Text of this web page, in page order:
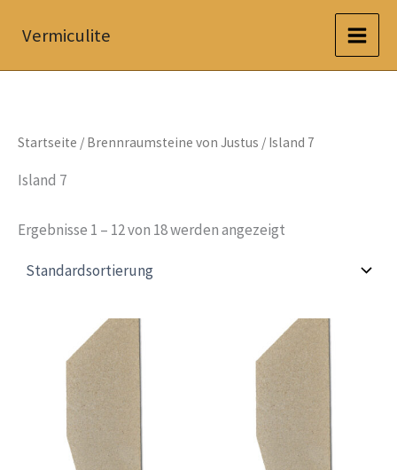
InhaltVermiculite
Startseite / Brennraumsteine von Justus / Island 7
Island 7
Ergebnisse 1 – 12 von 18 werden angezeigt